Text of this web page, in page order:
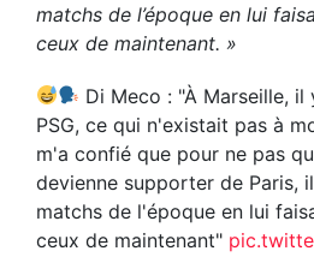
matchs de l’époque en lui
ceux de maintenant. »
Di Meco : "À Marseille,
PSG, ce qui n'existait pas à
m'a confié que pour ne pas
devienne supporter de Paris,
matchs de l'époque en lui
ceux de maintenant"